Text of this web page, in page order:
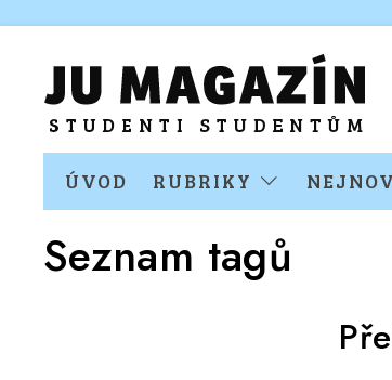
ÚVOD RUBRIKY
Seznam tagů